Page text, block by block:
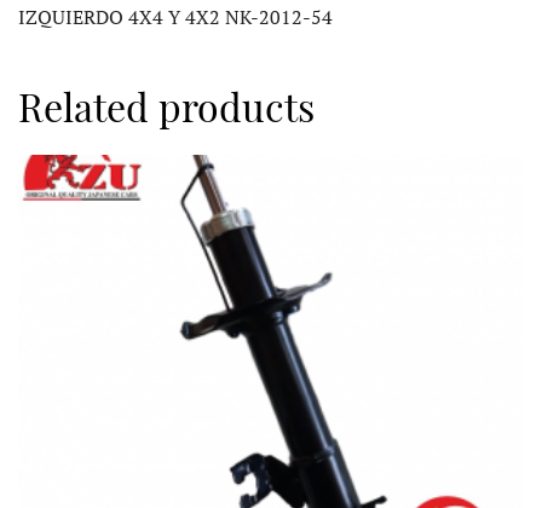
IZQUIERDO 4X4 Y 4X2 NK-2012-54
Related products